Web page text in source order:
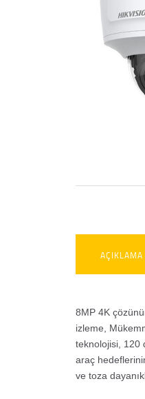
AÇIKLAMA
8MP 4K
izleme,
teknolojisi, 120
araç
ve toza